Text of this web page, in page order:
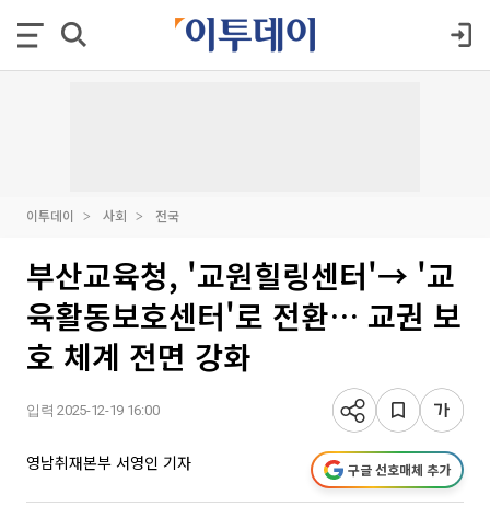
이투데이 사회 전국
부산교육청, '교원힐링센터'→ '교
육활동보호센터'로 전환… 교권 보
호 체계 전면 강화
입력 2025-12-19 16:00
영남취재본부 서영인 기자 구글 선호매체 추가